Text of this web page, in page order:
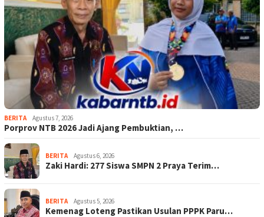
BERITA Agustus 7, 2026
Porprov NTB 2026 Jadi Ajang Pembuktian, …
BERITA Agustus 6, 2026
Zaki Hardi: 277 Siswa SMPN 2 Praya Terim…
BERITA Agustus 5, 2026
Kemenag Loteng Pastikan Usulan PPPK Paru…